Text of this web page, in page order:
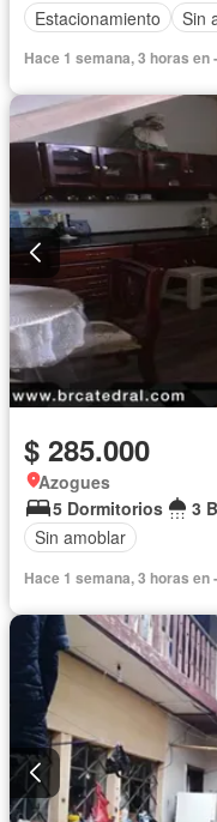
Estacionamiento
Sin
Hace 1 semana, 3 horas
$ 285.000
Azogues
5 Dormitorios
3
Sin amoblar
Hace 1 semana, 3 horas